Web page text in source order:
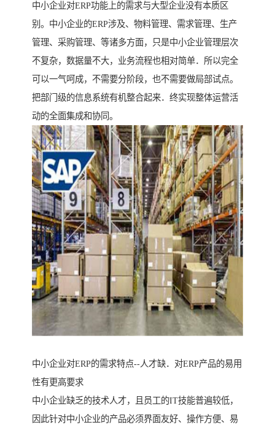
中小企业对ERP功能上的需求与大型企业没有本质区
别。中小企业的ERP涉及、物料管理、需求管理、生产
管理、采购管理、等诸多方面，只是中小企业管理层次
不复杂，数据量不大，业务流程也相对简单．所以完全
可以一气呵成，不需要分阶段，也不需要做局部试点。
把部门级的信息系统有机整合起来．终实现整体运营活
动的全面集成和协同。
中小企业对ERP的需求特点--人才缺．对ERP产品的易用
性有更高要求
中小企业缺乏的技术人才，且员工的IT技能普遍较低，
因此针对中小企业的产品必须界面友好、操作方便、易